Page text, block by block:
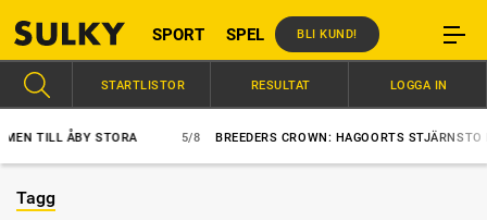
SPORT SPEL BLI KUND!
TILL ÅBY STORA BREEDERS CROWN: HAGOORTS STJÄRNSTO
STARTLISTOR RESULTAT LOGGA IN
Tagg